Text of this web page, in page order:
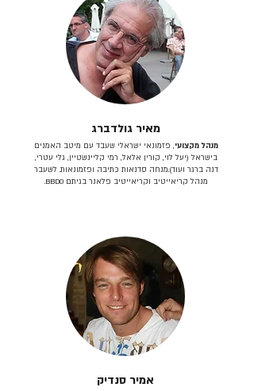
מאיר גולדברג
מנהל מקצועי, פזמונאי ישראלי שעבד עם מיטב האמנים
בישראל (יעל לוי, קורין אלאל, רמי קליינשטיין, גלי עטרי,
דנה ברגר ועוד).מנחה סדנאות כתיבה ופזמונאות. לשעבר
מנהל קריאייטיב וקריאייטיב פלאנר בגיתם BBDO.
אמיר סנדיק